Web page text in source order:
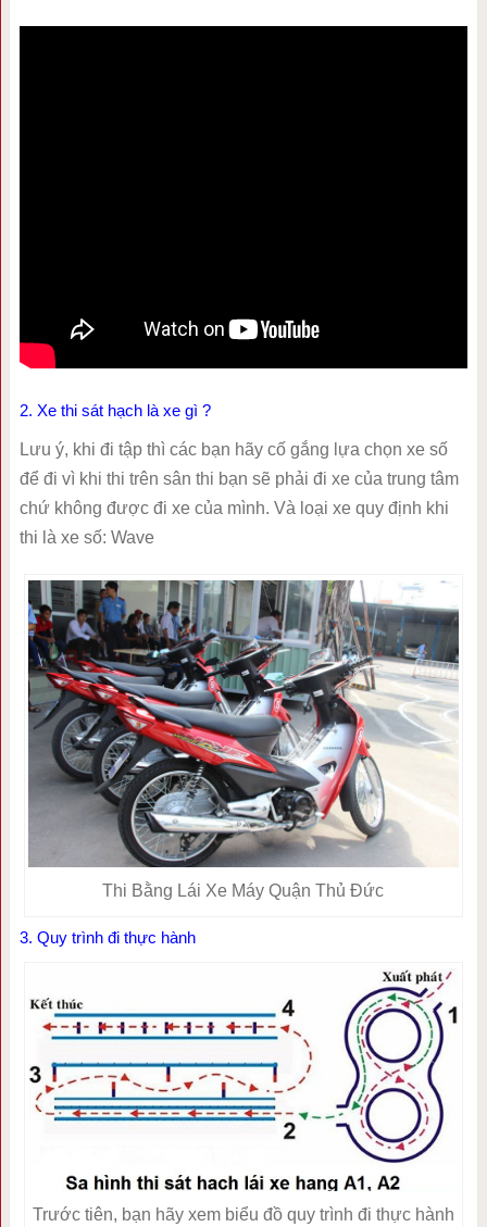
2. Xe thi sát hạch là xe gì ?
Lưu ý, khi đi tập thì các bạn hãy cố gắng lựa chọn xe số
để đi vì khi thi trên sân thi bạn sẽ phải đi xe của trung tâm
chứ không được đi xe của mình. Và loại xe quy định khi
thi là xe số: Wave
Thi Bằng Lái Xe Máy Quận Thủ Đức
3. Quy trình đi thực hành
Trước tiên, bạn hãy xem biểu đồ quy trình đi thực hành